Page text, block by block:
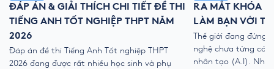
ĐÁP ÁN & GIẢI THÍCH CHI TIẾT ĐỀ THI
TIẾNG ANH TỐT NGHIỆP THPT NĂM
2026
Đáp án đề thi Tiếng Anh Tốt nghiệp THPT
2026 đang được rất nhiều học sinh và phụ
RA MẮT KHÓA
LÀM BẠN VỚI
Thế giới đang đứng
nghệ chưa từng có
nhân tạo (A.I).